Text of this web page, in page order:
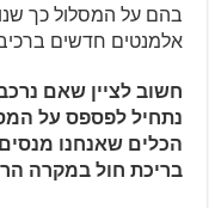
בהם על המסלול כך
אלמנטים חדשים
חשוב לציין שאם
נתחיל לפספס על
הכלים שאנחנו
בריכת חול במקרה